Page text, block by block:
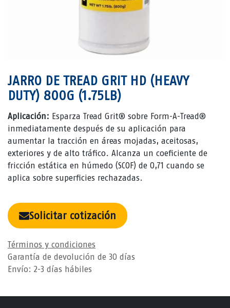
JARRO DE TREAD GRIT HD (HEAVY
DUTY) 800G (1.75LB)
Aplicación: Esparza Tread Grit® sobre Form-A-Tread®
inmediatamente después de su aplicación para
aumentar la tracción en áreas mojadas, aceitosas,
exteriores y de alto tráfico. Alcanza un coeficiente de
fricción estática en húmedo (SCOF) de 0,71 cuando se
aplica sobre superficies rechazadas.
Solicitar cotización
Términos y condiciones
Garantía de devolución de 30 días
Envío: 2-3 días hábiles